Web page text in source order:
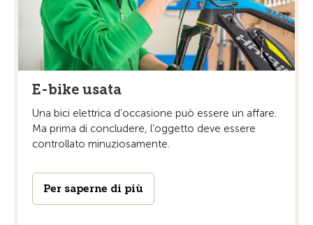
E-bike usata
Una bici elettrica d’occasione può essere un affare.
Ma prima di concludere, l’oggetto deve essere
controllato minuziosamente.
Per saperne di più